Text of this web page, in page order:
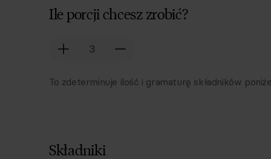
Ile porcji chcesz zrobić?
To zdeterminuje ilość i gramaturę składników
Składniki